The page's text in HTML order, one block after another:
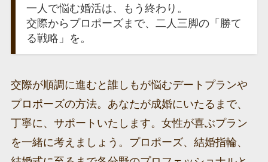
一人で悩む婚活は、もう終わり。
交際からプロポーズまで、二人三脚の「勝て
る戦略」を。
交際が順調に進むと誰しもが悩むデートプランや
プロポーズの方法。あなたが成婚にいたるまで、
丁寧に、サポートいたします。女性が喜ぶプラン
を一緒に考えましょう。プロポーズ、結婚指輪、